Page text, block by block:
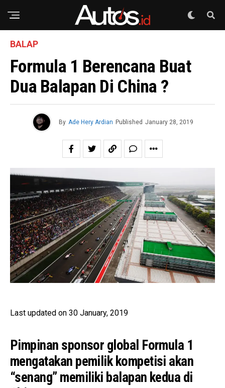
BALAP
Formula 1 Berencana Buat
Dua Balapan Di China ?
By Ade Hery Ardian Published January 28, 2019
Last updated on 30 January, 2019
Pimpinan sponsor global Formula 1
mengatakan pemilik kompetisi akan
“senang” memiliki balapan kedua di